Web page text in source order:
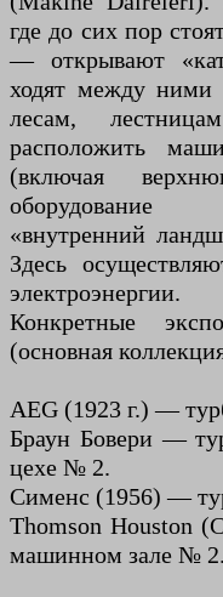
где до сих пор
— открывают
ходят между ними
лесам,
расположить
(включая
оборудование
«внутренний
Здесь
электроэнергии.
Конкретные
(основная
AEG (1923 г.) —
Браун Бовери —
цехе № 2.
Сименс (1956) —
Thomson
машинном зале № 2.